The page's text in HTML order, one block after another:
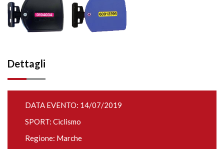
Dettagli
DATA EVENTO: 14/07/2019
SPORT: Ciclismo
Regione: Marche